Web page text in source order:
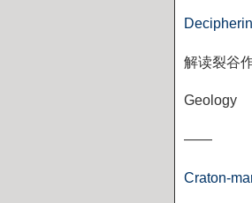
解读裂谷
Geology
——
Craton-